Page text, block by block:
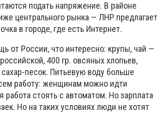
подать напряжение. В районе
центрального рынка — ЛНР предлагает
в городе, где есть Интернет.
от России, что интересно: крупы, чай —
400 гр. овсяных хлопьев,
песок. Питьевую воду больше
работу: женщинам можно идти
стоять с автоматом. Но зарплата
Но на таких условиях люди не хотят